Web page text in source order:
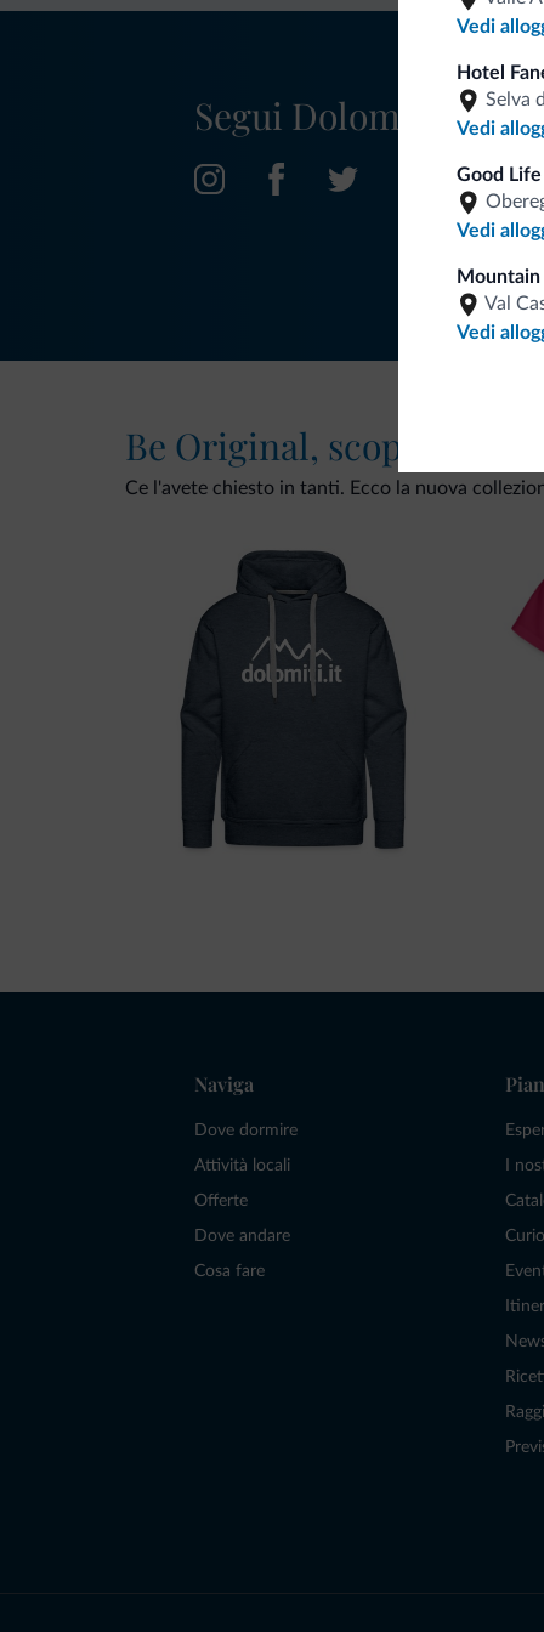
Vedi
Hotel
Selva
Vedi
Good
Vedi
Val
Vedi
Segui Dolomiti.it
Be Original, scopri la
Ce l'avete chiesto in tanti. Ecco la nuova
Naviga
Dove dormire
Attività locali
Offerte
Dove andare
Cosa fare
I